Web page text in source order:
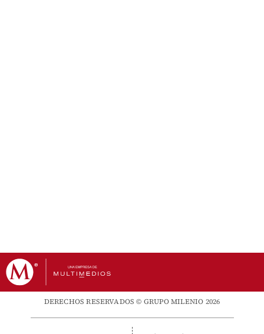
DERECHOS RESERVADOS © GRUPO MILENIO 2026